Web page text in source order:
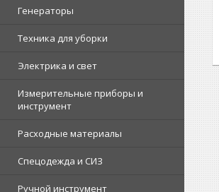
Генераторы
Техника для уборки
Электрика и свет
Измерительные приборы и
инструмент
Расходные материалы
Спецодежда и СИЗ
Ручной инструмент